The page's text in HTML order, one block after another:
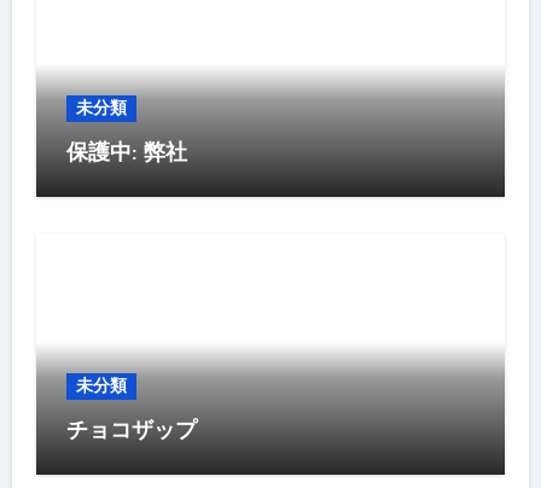
未分類
保護中: 弊社
未分類
チョコザップ